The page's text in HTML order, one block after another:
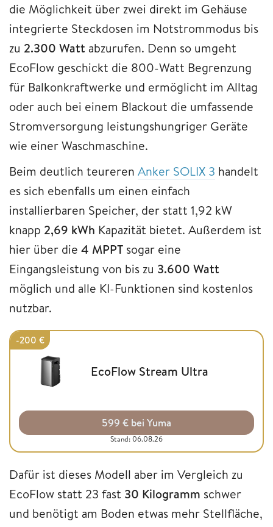
die Möglichkeit über zwei direkt im Gehäuse
integrierte Steckdosen im Notstrommodus bis
zu 2.300 Watt abzurufen. Denn so umgeht
EcoFlow geschickt die 800-Watt Begrenzung
für Balkonkraftwerke und ermöglicht im Alltag
oder auch bei einem Blackout die umfassende
Stromversorgung leistungshungriger Geräte
wie einer Waschmaschine.
Beim deutlich teureren Anker SOLIX 3 handelt
es sich ebenfalls um einen einfach
installierbaren Speicher, der statt 1,92 kW
knapp 2,69 kWh Kapazität bietet. Außerdem ist
hier über die 4 MPPT sogar eine
Eingangsleistung von bis zu 3.600 Watt
möglich und alle KI-Funktionen sind kostenlos
nutzbar.
-200 €
EcoFlow Stream Ultra
599 € bei Yuma
Stand: 06.08.26
Dafür ist dieses Modell aber im Vergleich zu
EcoFlow statt 23 fast 30 Kilogramm schwer
und benötigt am Boden etwas mehr Stellfläche,